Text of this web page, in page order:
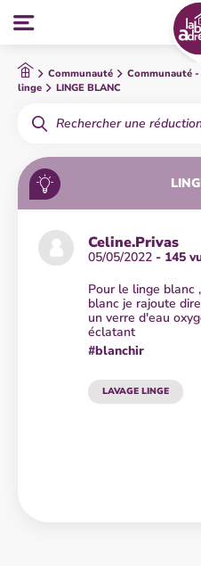
Menu
Communauté Communauté
linge
LINGE BLANC
Rechercher
Celine.Privas
05/05/2022 - 145
Pour le linge blanc
blanc je rajoute
un verre d'eau
éclatant
#blanchir
LAVAGE LINGE